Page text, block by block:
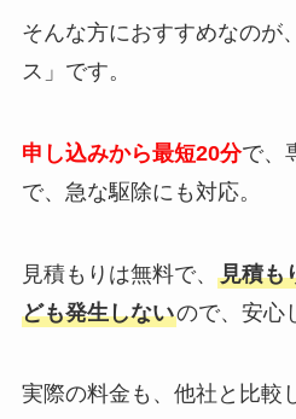
そんな方におすすめなのが
ス」です。
申し込みから最短20分で、
で、急な駆除にも対応。
見積もりは無料で、 見積も
ども発生しないので、安心
実際の料金も、他社と比較